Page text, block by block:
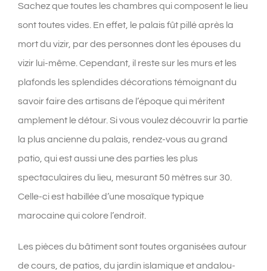
Sachez que toutes les chambres qui composent le lieu
sont toutes vides. En effet, le palais fût pillé après la
mort du vizir, par des personnes dont les épouses du
vizir lui-même. Cependant, il reste sur les murs et les
plafonds les splendides décorations témoignant du
savoir faire des artisans de l’époque qui méritent
amplement le détour. Si vous voulez découvrir la partie
la plus ancienne du palais, rendez-vous au grand
patio, qui est aussi une des parties les plus
spectaculaires du lieu, mesurant 50 mètres sur 30.
Celle-ci est habillée d’une mosaïque typique
marocaine qui colore l’endroit.
Les pièces du bâtiment sont toutes organisées autour
de cours, de patios, du jardin islamique et andalou-